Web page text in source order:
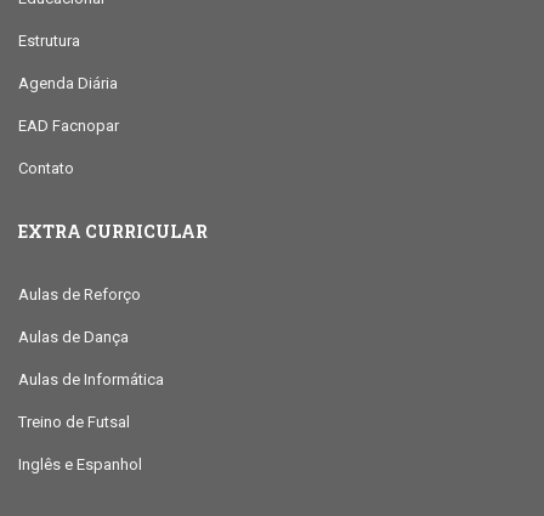
Estrutura
Agenda Diária
EAD Facnopar
Contato
EXTRA CURRICULAR
Aulas de Reforço
Aulas de Dança
Aulas de Informática
Treino de Futsal
Inglês e Espanhol